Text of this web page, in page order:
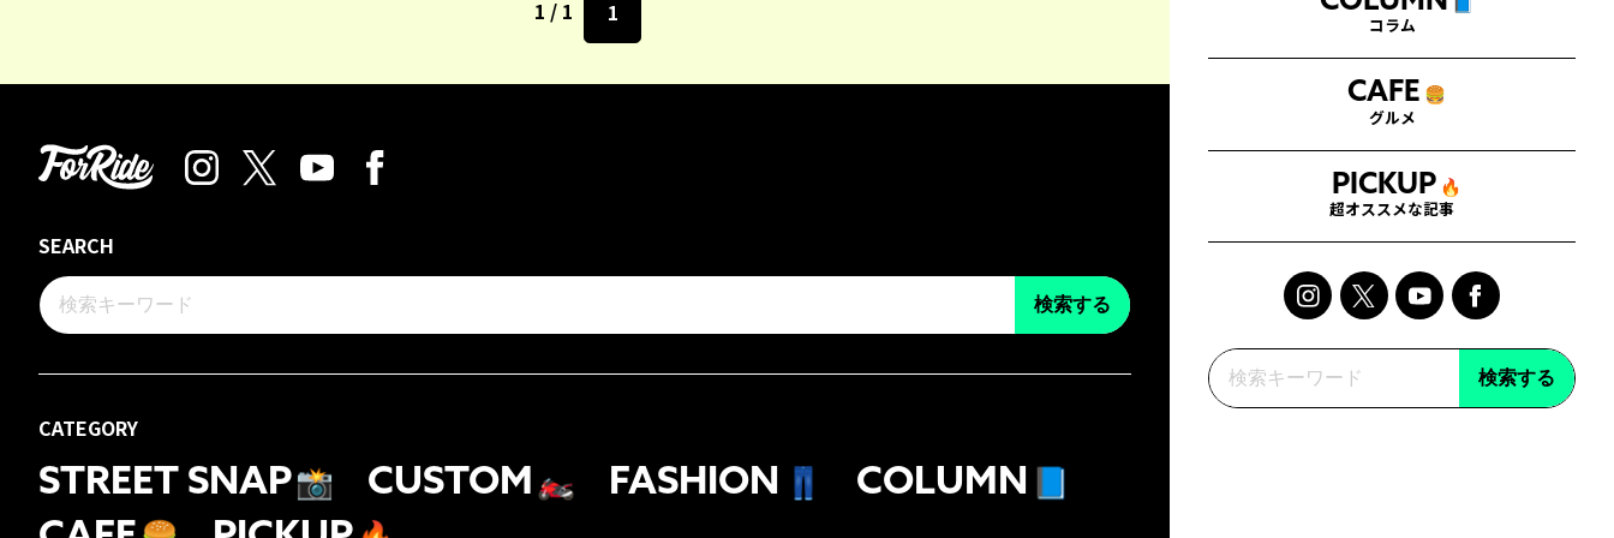
コラム
CAFE 🍔
グルメ
PICKUP 🔥
超オススメな記事
検索する
1 / 1 1
SEARCH
検索する
CATEGORY
STREET SNAP📸 CUSTOM 🏍 FASHION 👖 COLUMN